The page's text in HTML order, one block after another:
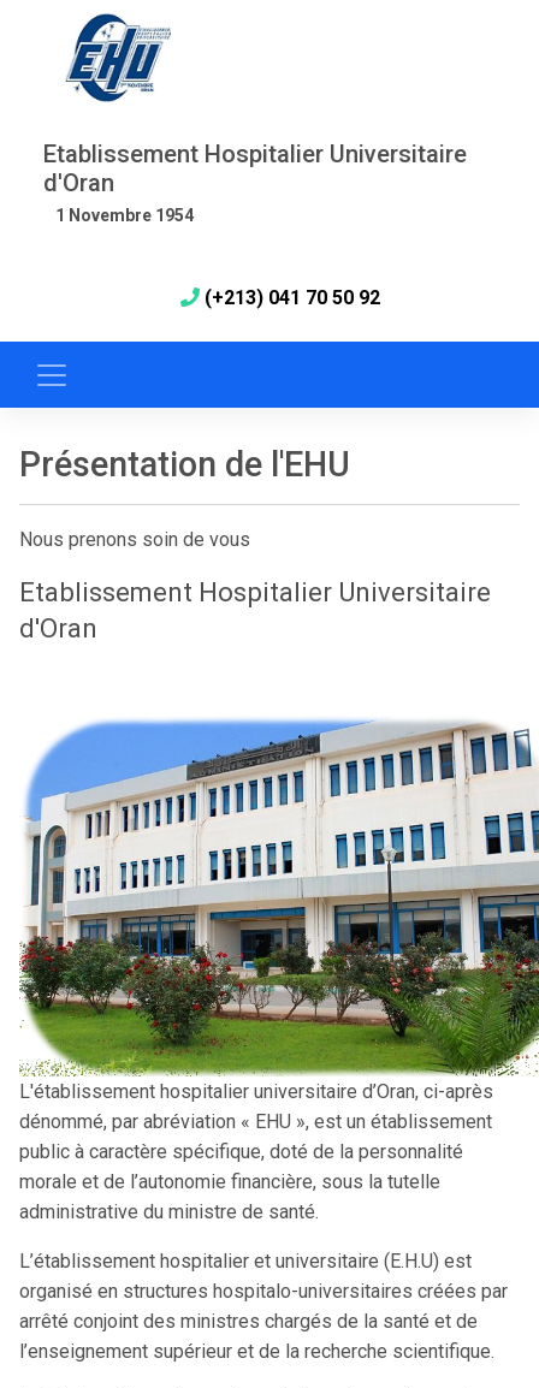
Etablissement Hospitalier Universitaire
d'Oran
1 Novembre 1954
(+213) 041 70 50 92
Présentation de l'EHU
Nous prenons soin de vous
Etablissement Hospitalier Universitaire
d'Oran
L'établissement hospitalier universitaire d’Oran, ci-après
dénommé, par abréviation « EHU », est un établissement
public à caractère spécifique, doté de la personnalité
morale et de l’autonomie financière, sous la tutelle
administrative du ministre de santé.
L’établissement hospitalier et universitaire (E.H.U) est
organisé en structures hospitalo-universitaires créées par
arrêté conjoint des ministres chargés de la santé et de
l’enseignement supérieur et de la recherche scientifique.